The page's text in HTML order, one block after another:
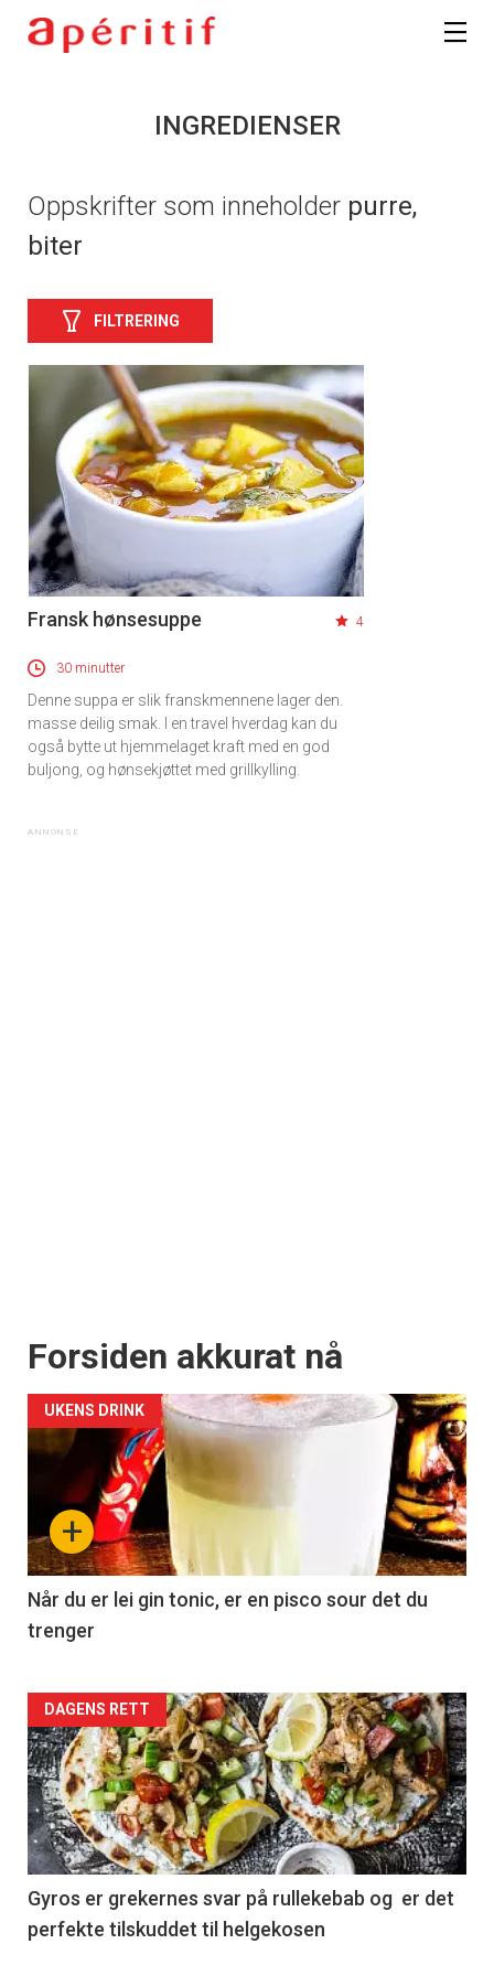
INGREDIENSER
Oppskrifter som inneholder purre,
biter
FILTRERING
Fransk hønsesuppe 4
30 minutter
Denne suppa er slik franskmennene lager den.
masse deilig smak. I en travel hverdag kan du
også bytte ut hjemmelaget kraft med en god
buljong, og hønsekjøttet med grillkylling.
Forsiden akkurat nå
+
UKENS DRINK
Når du er lei gin tonic, er en pisco sour det du
trenger
Forsiden
akkurat
nå
-
2
DAGENS RETT
Gyros er grekernes svar på rullekebab og er det
perfekte tilskuddet til helgekosen